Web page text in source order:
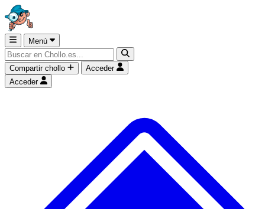
Menú
Compartir chollo
Acceder
Acceder